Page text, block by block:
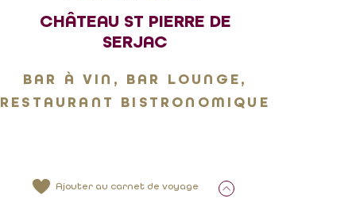
CHÂTEAU ST PIERRE DE
SERJAC
BAR À VIN, BAR LOUNGE,
RESTAURANT BISTRONOMIQUE
Ajouter au carnet de voyage